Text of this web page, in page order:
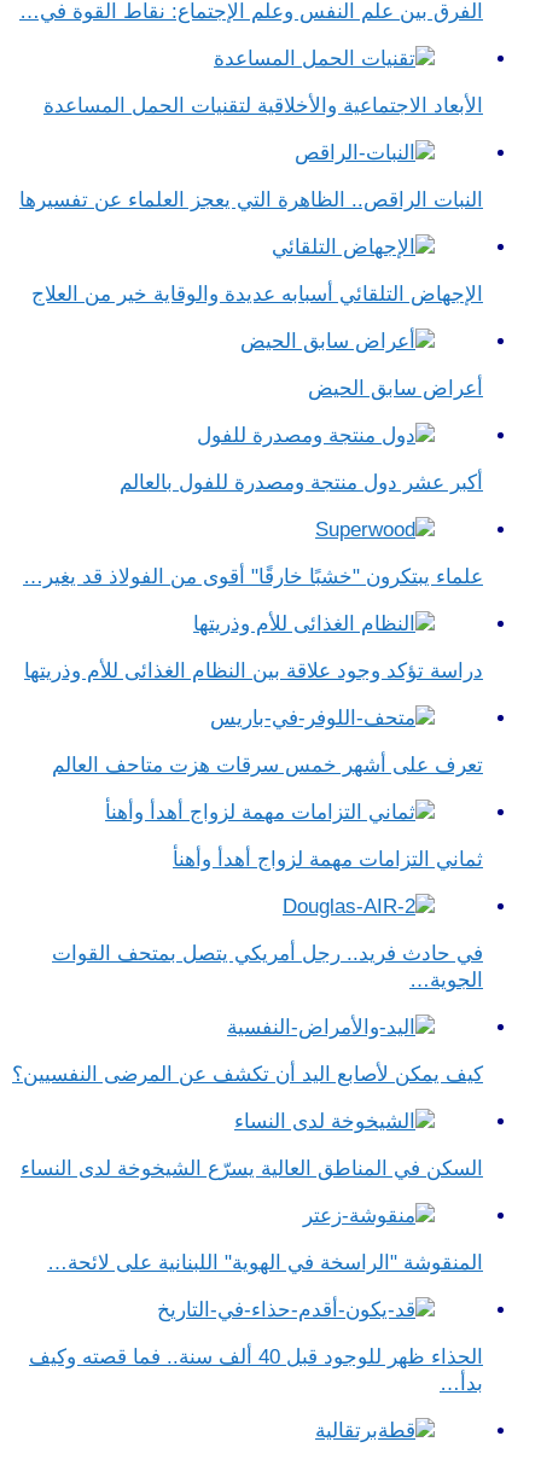
الفرق بين علم النفس وعلم الإجتماع​: نقاط القوة في…
الأبعاد الاجتماعية والأخلاقية لتقنيات الحمل المساعدة
النبات الراقص.. الظاهرة التي يعجز العلماء عن تفسيرها
الإجهاض التلقائي أسبابه عديدة والوقاية خير من العلاج
أعراض سابق الحيض
أكبر عشر دول منتجة ومصدرة للفول بالعالم
علماء يبتكرون "خشبًا خارقًا" أقوى من الفولاذ قد يغير…
دراسة تؤكد وجود علاقة بين النظام الغذائى للأم وذريتها
تعرف على أشهر خمس سرقات هزت متاحف العالم
ثماني التزامات مهمة لزواج أهدأ وأهنأ
في حادث فريد.. رجل أمريكي يتصل بمتحف القوات
الجوية…
كيف يمكن لأصابع اليد أن تكشف عن المرضى النفسيين؟
السكن في المناطق العالية يسرّع الشيخوخة لدى النساء
المنقوشة "الراسخة في الهوية" اللبنانية على لائحة…
الحذاء ظهر للوجود قبل 40 ألف سنة.. فما قصته وكيف
بدأ…